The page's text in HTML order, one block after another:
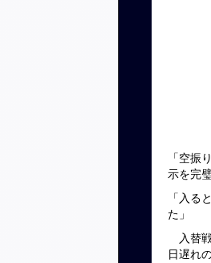
「空振
示を完
「入る
た」
入替
日遅れ